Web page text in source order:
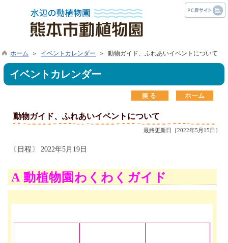
ホーム ＞ イベントカレンダー ＞ 動物ガイド、ふれあいイベントについて
イベントカレンダー
動物ガイド、ふれあいイベントについて
最終更新日［2022年5月15日］
〔日程〕 2022年5月19日
A 動植物園わくわくガイド